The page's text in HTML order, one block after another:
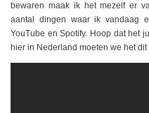
bewaren maak ik het mezelf er
aantal dingen waar ik vandaag
YouTube en Spotify. Hoop dat het
hier in Nederland moeten we het